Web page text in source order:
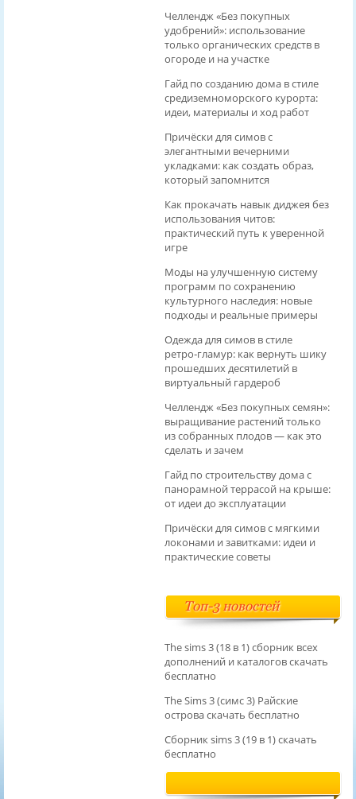
Челлендж «Без покупных
удобрений»: использование
только органических средств в
огороде и на участке
Гайд по созданию дома в стиле
средиземноморского курорта:
идеи, материалы и ход работ
Причёски для симов с
элегантными вечерними
укладками: как создать образ,
который запомнится
Как прокачать навык диджея без
использования читов:
практический путь к уверенной
игре
Моды на улучшенную систему
программ по сохранению
культурного наследия: новые
подходы и реальные примеры
Одежда для симов в стиле
ретро‑гламур: как вернуть шику
прошедших десятилетий в
виртуальный гардероб
Челлендж «Без покупных семян»:
выращивание растений только
из собранных плодов — как это
сделать и зачем
Гайд по строительству дома с
панорамной террасой на крыше:
от идеи до эксплуатации
Причёски для симов с мягкими
локонами и завитками: идеи и
практические советы
Топ-3 новостей
The sims 3 (18 в 1) сборник всех
дополнений и каталогов скачать
бесплатно
The Sims 3 (симс 3) Райские
острова скачать бесплатно
Сборник sims 3 (19 в 1) скачать
бесплатно